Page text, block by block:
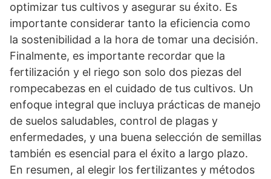
optimizar tus cultivos y asegurar su éxito. Es
importante considerar tanto la eficiencia como
la sostenibilidad a la hora de tomar una decisión.
Finalmente, es importante recordar que la
fertilización y el riego son solo dos piezas del
rompecabezas en el cuidado de tus cultivos. Un
enfoque integral que incluya prácticas de manejo
de suelos saludables, control de plagas y
enfermedades, y una buena selección de semillas
también es esencial para el éxito a largo plazo.
En resumen, al elegir los fertilizantes y métodos